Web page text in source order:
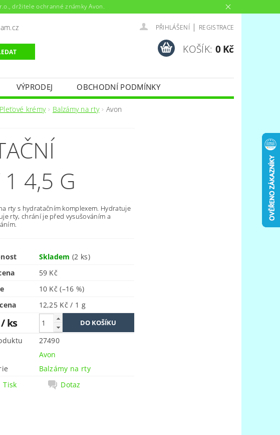
držitele ochranné známky Avon.
PŘIHLÁŠENÍ | REGISTRACE
KOŠÍK: 0 Kč
VÝPRODEJ
OBCHODNÍ PODMÍNKY
Pleťové krémy Balzámy na rty
Avon
1 4,5 G
rty s hydratačním komplexem. Hydratuje
rty, chrání je před vysušováním a
Skladem(2 ks)
59 Kč
10 Kč(–16 %)
12,25 Kč / 1 g
/ ks
27490
Avon
Balzámy na rty
Tisk
Dotaz